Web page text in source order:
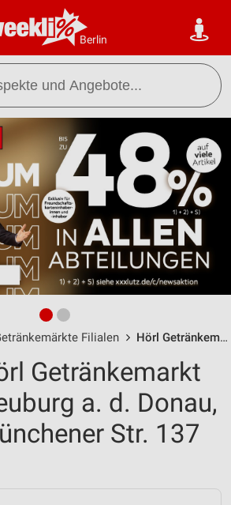
Berlin
Filialen Hörl Getränkemarkt Neuburg a. d. Donau / Münchener Str. 137 - Öffnungszeiten & Adresse
Getränkemarkt
a. d. Donau,
Str. 137